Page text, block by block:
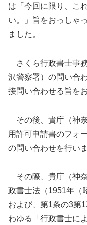
は「今回に限り、こ
い。」旨をおっしゃ
ました。
さくら行政書士事
沢警察署）の問い合
接問い合わせる旨を
その後、貴庁（神
用許可申請書のフォ
の問い合わせを行い
その際、貴庁（神
政書士法（1951年（
および、第1条の3第
わゆる「行政書士に